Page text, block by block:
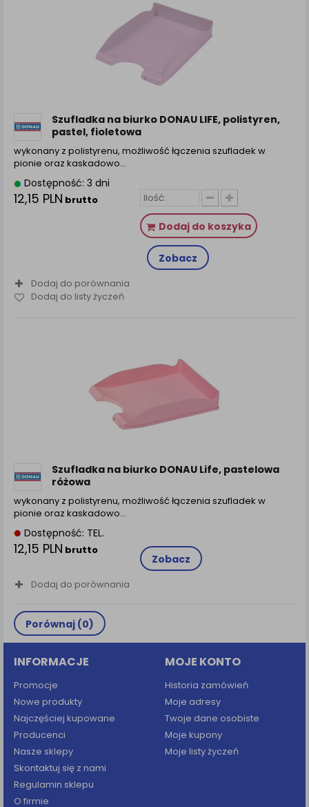
Szufladka na biurko DONAU LIFE, polistyren,
pastel, fioletowa
wykonany z polistyrenu, możliwość łączenia szufladek w
pionie oraz kaskadowo…
Dostępność: 3 dni
12,15 PLN brutto
Dodaj do koszyka
Zobacz
Dodaj do porównania
Dodaj do listy życzeń
Szufladka na biurko DONAU Life, pastelowa
różowa
wykonany z polistyrenu, możliwość łączenia szufladek w
pionie oraz kaskadowo…
Dostępność: TEL.
12,15 PLN brutto
Zobacz
Dodaj do porównania
Porównaj (0)
INFORMACJE
Promocje
Nowe produkty
Najczęściej kupowane
Producenci
Nasze sklepy
Skontaktuj się z nami
Regulamin sklepu
O firmie
MOJE KONTO
Historia zamówień
Moje adresy
Twoje dane osobiste
Moje kupony
Moje listy życzeń